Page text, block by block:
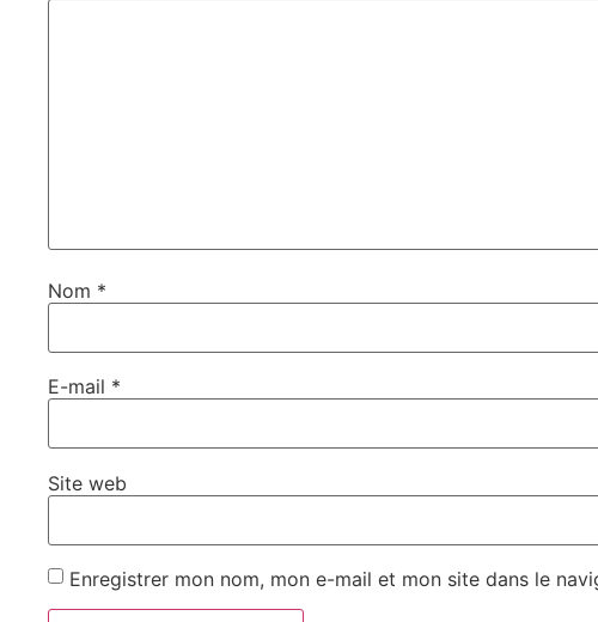
Nom *
E-mail *
Site web
Enregistrer mon nom, mon e-mail et mon site dans le